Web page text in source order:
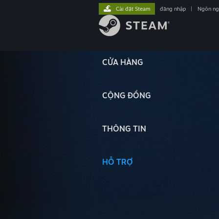
CỬA HÀNG
CỘNG ĐỒNG
THÔNG TIN
HỖ TRỢ
Cài đặt Steam đăng nhập Ngôn